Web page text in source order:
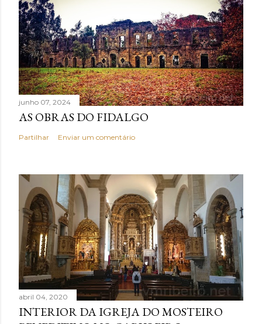
junho 07, 2024
AS OBRAS DO FIDALGO
Partilhar Enviar um comentário
abril 04, 2020
INTERIOR DA IGREJA DO MOSTEIRO